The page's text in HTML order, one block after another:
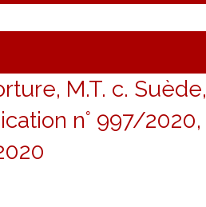
M.T. c. Suède,
n° 997/2020,